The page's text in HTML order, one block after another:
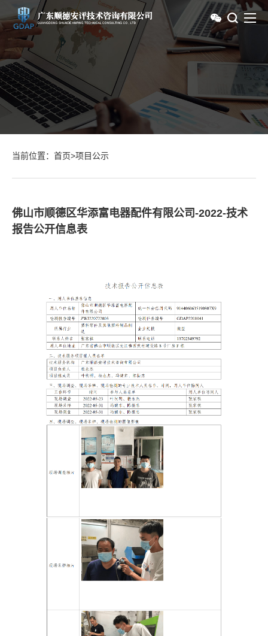
当前位置： 首页>项目公示
佛山市顺德区华添富电器配件有限公司-2022-技术
报告公开信息表